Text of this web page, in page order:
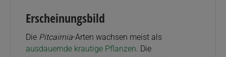
Erscheinungsbild
Die Pitcairnia-Arten wachsen meist als
ausdauernde krautige Pflanzen. Die